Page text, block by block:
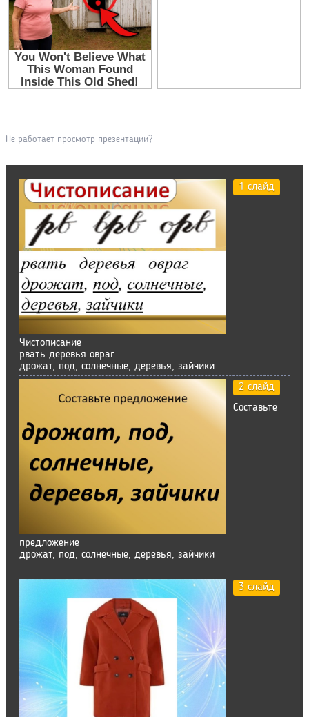
Не работает просмотр презентации?
1 слайд
Чистописание
рвать деревья овраг
дрожат, под, солнечные, деревья, зайчики
2 слайд
Составьте
предложение
дрожат, под, солнечные, деревья, зайчики
3 слайд